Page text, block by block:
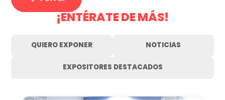
¡ENTÉRATE DE MÁS!
QUIERO EXPONER
NOTICIAS
EXPOSITORES DESTACADOS